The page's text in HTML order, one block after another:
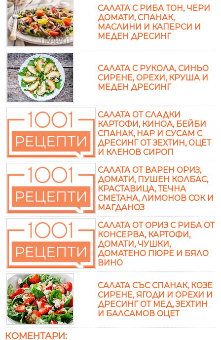
САЛАТА С РИБА ТОН, ЧЕРИ
ДОМАТИ, СПАНАК,
МАСЛИНИ И КАПЕРСИ И
МЕДЕН ДРЕСИНГ
САЛАТА С РУКОЛА, СИНЬО
СИРЕНЕ, ОРЕХИ, КРУША И
МЕДЕН ДРЕСИНГ
САЛАТА ОТ СЛАДКИ
КАРТОФИ, КИНОА, БЕЙБИ
СПАНАК, НАР И СУСАМ С
ДРЕСИНГ ОТ ЗЕХТИН, ОЦЕТ
И КЛЕНОВ СИРОП
САЛАТА ОТ ВАРЕН ОРИЗ,
ДОМАТИ, ПУШЕН КОЛБАС,
КРАСТАВИЦА, ТЕЧНА
СМЕТАНА, ЛИМОНОВ СОК И
МАГДАНОЗ
САЛАТА ОТ ОРИЗ С РИБА ОТ
КОНСЕРВА, КАРТОФИ,
ДОМАТИ, ЧУШКИ,
ДОМАТЕНО ПЮРЕ И БЯЛО
ВИНО
САЛАТА СЪС СПАНАК, КОЗЕ
СИРЕНЕ, ЯГОДИ И ОРЕХИ И
ДРЕСИНГ ОТ МЕД, ЗЕХТИН
И БАЛСАМОВ ОЦЕТ
КОМЕНТАРИ: